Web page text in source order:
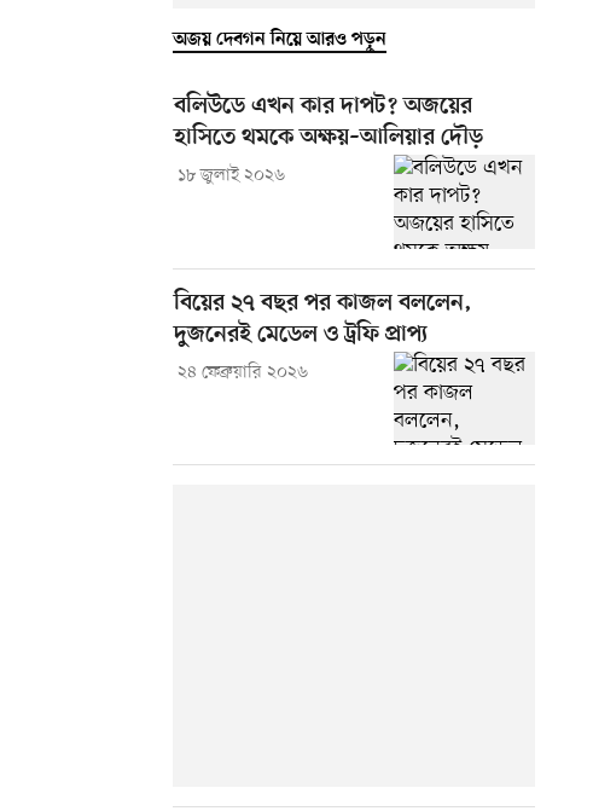
অজয় দেবগন নিয়ে আরও পড়ুন
বলিউডে এখন কার দাপট? অজয়ের
হাসিতে থমকে অক্ষয়–আলিয়ার দৌড়
১৮ জুলাই ২০২৬
বিয়ের ২৭ বছর পর কাজল বললেন,
দুজনেরই মেডেল ও ট্রফি প্রাপ্য
২৪ ফেব্রুয়ারি ২০২৬